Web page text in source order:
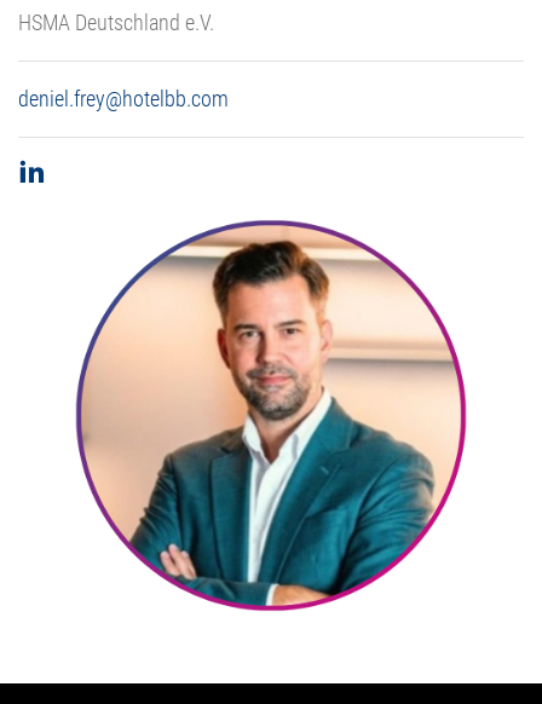
HSMA Deutschland e.V.
deniel.frey@hotelbb.com